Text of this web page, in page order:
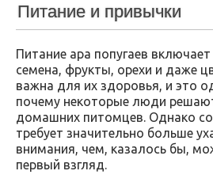
Питание и привычки
Питание ара попугаев
семена, фрукты, орехи и даже
важна для их здоровья, и это
почему некоторые люди
домашних питомцев. Однако
требует значительно больше
внимания, чем, казалось бы,
первый взгляд.